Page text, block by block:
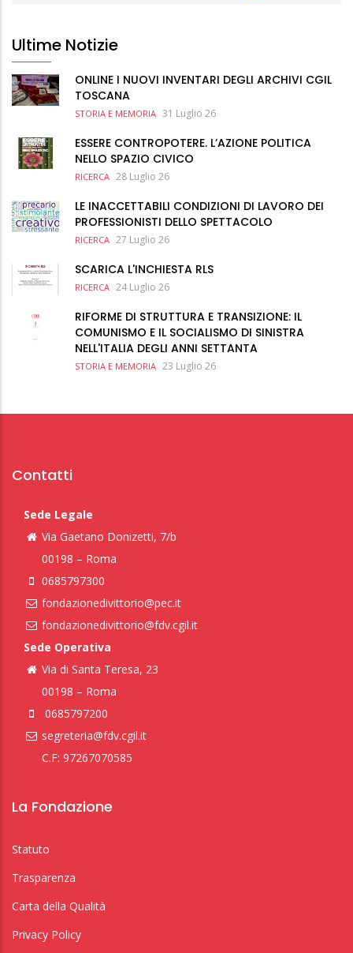
Ultime Notizie
ONLINE I NUOVI INVENTARI DEGLI ARCHIVI CGIL
TOSCANA
STORIA E MEMORIA 31 Luglio 26
ESSERE CONTROPOTERE. L’AZIONE POLITICA
NELLO SPAZIO CIVICO
RICERCA 28 Luglio 26
LE INACCETTABILI CONDIZIONI DI LAVORO DEI
PROFESSIONISTI DELLO SPETTACOLO
RICERCA 27 Luglio 26
SCARICA L'INCHIESTA RLS
RICERCA 24 Luglio 26
RIFORME DI STRUTTURA E TRANSIZIONE: IL
COMUNISMO E IL SOCIALISMO DI SINISTRA
NELL'ITALIA DEGLI ANNI SETTANTA
STORIA E MEMORIA 23 Luglio 26
Contatti
Sede Legale
Via Gaetano Donizetti, 7/b
00198 – Roma
0685797300
fondazionedivittorio@pec.it
fondazionedivittorio@fdv.cgil.it
Sede Operativa
Via di Santa Teresa, 23
00198 – Roma
0685797200
segreteria@fdv.cgil.it
C.F: 97267070585
La Fondazione
Statuto
Trasparenza
Carta della Qualità
Privacy Policy